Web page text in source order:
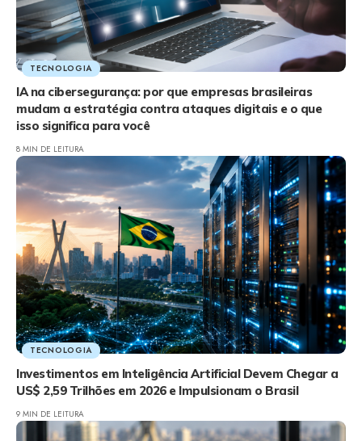
TECNOLOGIA
IA na cibersegurança: por que empresas brasileiras
mudam a estratégia contra ataques digitais e o que
isso significa para você
8 MIN DE LEITURA
TECNOLOGIA
Investimentos em Inteligência Artificial Devem Chegar a
US$ 2,59 Trilhões em 2026 e Impulsionam o Brasil
9 MIN DE LEITURA